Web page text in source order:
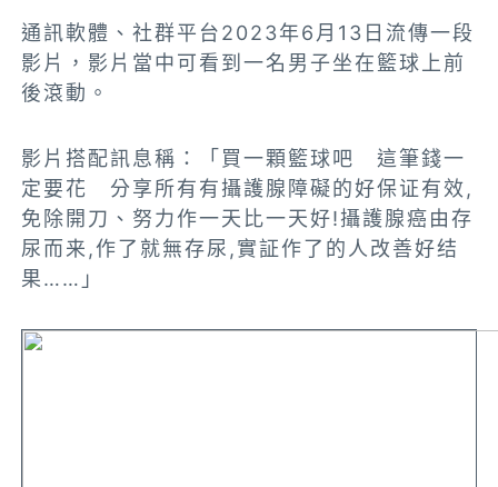
通訊軟體、社群平台2023年6月13日流傳一段
影片，影片當中可看到一名男子坐在籃球上前
後滾動。
影片搭配訊息稱：「買一顆籃球吧 這筆錢一
定要花 分享所有有攝護腺障礙的好保证有效,
免除開刀、努力作一天比一天好!攝護腺癌由存
尿而来,作了就無存尿,實証作了的人改善好结
果……」